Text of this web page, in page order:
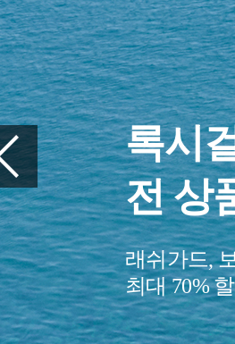
록시
전 상
래쉬가드,
최대 70%